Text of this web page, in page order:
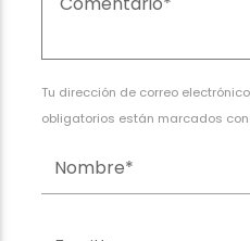
Tu dirección de correo
obligatorios están marcados